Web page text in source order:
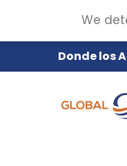
Donde los
We